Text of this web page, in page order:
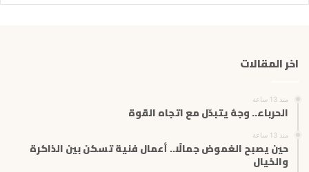
ر
ت
اخر المقالات
منذ 13 ساعة
الحرباء.. وجهٌ يتبدّل مع اتجاه القوة
منذ 13 ساعة
حين يصبح الغموض جمالًا.. أعمال فنية تسكن بين الذاكرة
والخيال